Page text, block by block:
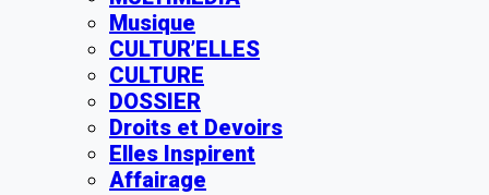
Musique
CULTUR’ELLES
CULTURE
DOSSIER
Droits et Devoirs
Elles Inspirent
Affairage